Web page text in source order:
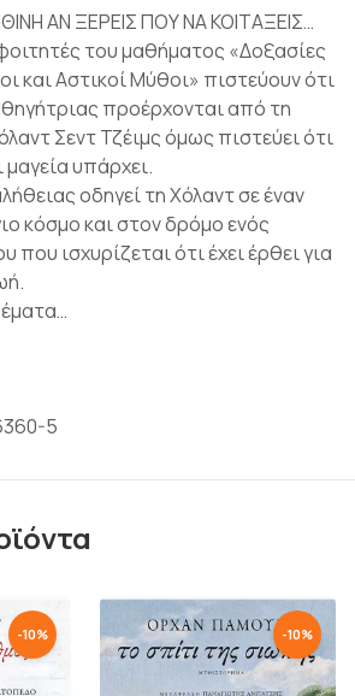
ΑΝ ΞΕΡΕΙΣ ΠΟΥ ΝΑ ΚΟΙΤΑΞΕΙΣ…
του μαθήματος «Δοξασίες
και Αστικοί Μύθοι» πιστεύουν ότι
προέρχονται από τη
Σεντ Τζέιμς όμως πιστεύει ότι
μαγεία υπάρχει.
οδηγεί τη Χόλαντ σε έναν
κόσμο και στον δρόμο ενός
που ισχυρίζεται ότι έχει έρθει για
5
-10% -10%